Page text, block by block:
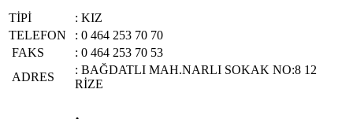
TİPİ
: KIZ
TELEFON
: 0 464 253 70 70
FAKS
: 0 464 253 70 53
ADRES
: BAĞDATLI MAH.NARLI SOKAK NO:8 12
RİZE